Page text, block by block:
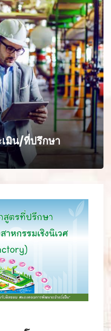
เมิน/ที่ปรึกษา